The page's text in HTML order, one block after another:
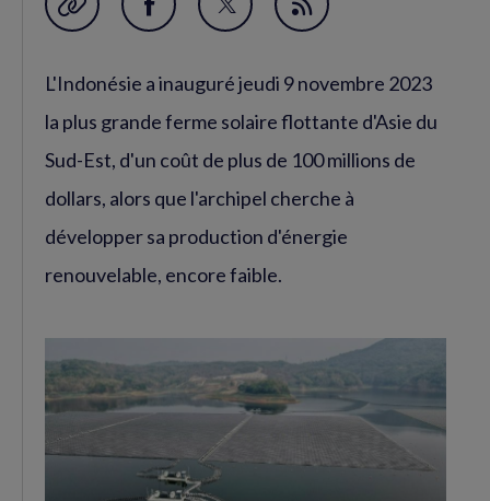
Garder en favori
Partager
Facebook
(nouvelle
fenêtre)
Partager
Twitter
(nouvelle
fenêtre)
Flux
L'Indonésie a inauguré jeudi 9 novembre 2023
la plus grande ferme solaire flottante d'Asie du
Sud-Est, d'un coût de plus de 100 millions de
dollars, alors que l'archipel cherche à
développer sa production d'énergie
renouvelable, encore faible.